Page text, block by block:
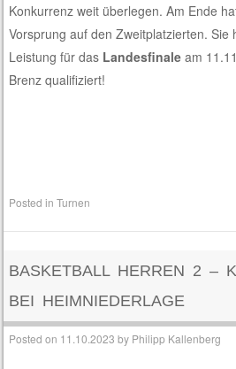
Konkurrenz weit überlegen. Am Ende
Vorsprung auf den Zweitplatzierten. Sie
Leistung für das Landesfinale am
Brenz qualifiziert!
Posted inTurnen
BASKETBALL HERREN 2 –
BEI HEIMNIEDERLAGE
Posted on 11.10.2023 by Philipp Kallenberg